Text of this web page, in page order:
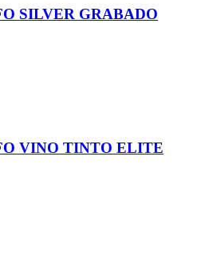
SILVER GRABADO
VINO TINTO ELITE